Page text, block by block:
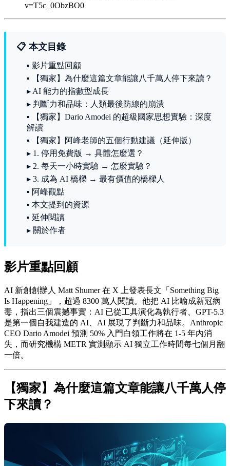
v=T5c_0ObzBO0
📋 本文目錄
▪ 影片重點回顧
▪ 【獨家】為什麼這篇文章能讓八千萬人停下來讀？
▸ AI 能力的指數型成長
▸ 判斷力和品味：人類最後防線的崩潰
▪ 【獨家】Dario Amodei 的超級國家思想實驗：深度
解讀
▪ 【獨家】阿峰老師的五個行動建議（延伸版）
▸ 1. 停用免費版 → 具體怎麼選？
▸ 2. 每天一小時實驗 → 怎麼實驗？
▸ 3. 成為 AI 橋樑 → 最有價值的橋樑人
▪ 阿峰觀點
▪ 本文提到的資源
▪ 延伸閱讀
▸ 關於作者
影片重點回顧
AI 新創創辦人 Matt Shumer 在 X 上發表長文「Something Big
Is Happening」，超過 8300 萬人閱讀。他把 AI 比喻成新冠病
毒，指出三個震撼事實：AI 已從工具演化為執行者、GPT-5.3
是第一個自我建造的 AI、AI 展現了判斷力和品味。Anthropic
CEO Dario Amodei 預測 50% 入門白領工作將在 1-5 年內消
失，而研究機構 METR 實測顯示 AI 獨立工作時間每七個月翻
一倍。
【獨家】為什麼這篇文章能讓八千萬人停
下來讀？